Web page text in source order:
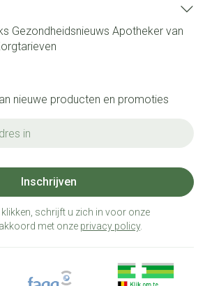
Gezondheidsnieuws Apotheker van
nieuwe producten en promoties
Inschrijven
schrijft u zich in voor onze
met onze privacy policy.